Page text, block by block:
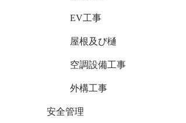
EV工事
屋根及び樋
空調設備工事
外構工事
安全管理